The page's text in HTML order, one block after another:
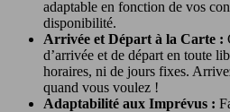
adaptable en fonction de vos
disponibilité.
Arrivée et Départ à la Carte :
d’arrivée et de départ en toute
horaires, ni de jours fixes.
quand vous voulez !
Adaptabilité aux Imprévus :